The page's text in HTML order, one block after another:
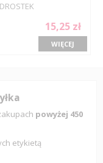
15,25 zł
WIĘCEJ
powyżej 450
etykietą